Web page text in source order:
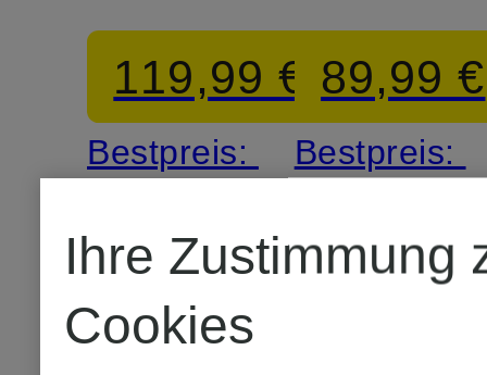
Volants
119,99 €
Bestpreis:
Leinen
89,99 €
Bestpreis:
Ihre Zustimmung
Cookies